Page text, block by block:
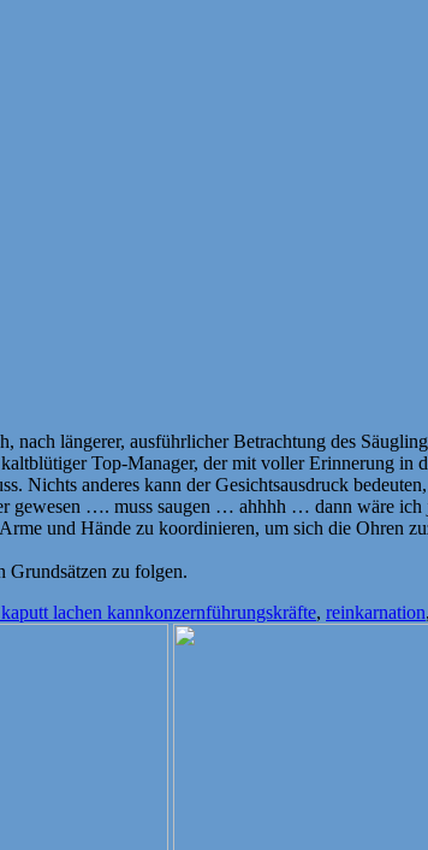
längerer, ausführlicher Betrachtung des
Top-Manager, der mit voller Erinnerung
Nichts anderes kann der Gesichtsausdruck
gewesen …. muss saugen … ahhhh … dann wäre
und Hände zu koordinieren, um sich die Ohren
Grundsätzen zu folgen.
lachen kannSchlagwörter
konzernführungskräfte, reinkarnation,